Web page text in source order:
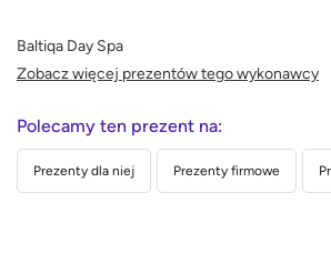
Baltiqa Day Spa
Zobacz więcej prezentów tego wykonawcy
Polecamy ten prezent na:
Prezenty dla niej Prezenty firmowe